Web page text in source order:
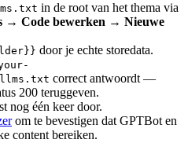
in de root van het thema via
→ Code bewerken → Nieuwe
door je echte storedata.
llms.txt correct antwoordt —
200 teruggeven.
nog één keer door.
om te bevestigen dat GPTBot en
content bereiken.